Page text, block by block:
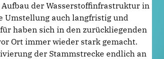
der Wasserstoffinfrastruktur in
Umstellung auch langfristig und
haben sich in den zurückliegenden
Ort immer wieder stark gemacht.
der Stammstrecke endlich an